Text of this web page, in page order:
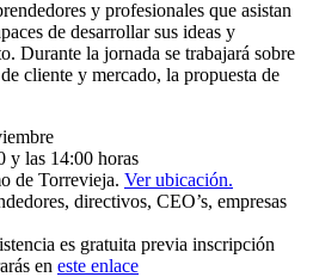
y profesionales que asistan
de desarrollar sus ideas y
Durante la jornada se trabajará sobre
cliente y mercado, la propuesta de
y las 14:00 horas
de Torrevieja. Ver ubicación.
directivos, CEO’s, empresas
es gratuita previa inscripción
en este enlace